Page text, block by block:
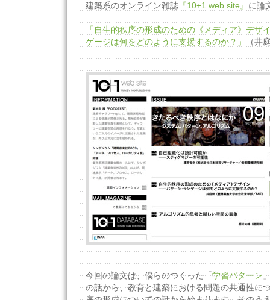
建築系のオンライン雑誌 『10+1 web site』 に論
「自生的秩序の形成のための《メディア》デザ
ゲージは何をどのように支援するのか？」
（井
今回の論文は、僕らのつくった「学習パターン
の話から、教育と建築における問題の共通性に